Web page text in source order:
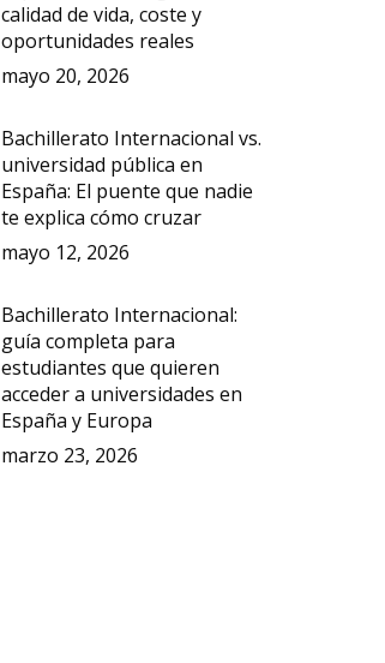
calidad de vida, coste y
oportunidades reales
mayo 20, 2026
Bachillerato Internacional vs.
universidad pública en
España: El puente que nadie
te explica cómo cruzar
mayo 12, 2026
Bachillerato Internacional:
guía completa para
estudiantes que quieren
acceder a universidades en
España y Europa
marzo 23, 2026